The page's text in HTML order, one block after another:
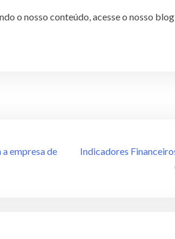
o nosso conteúdo, acesse o nosso
empresa de
Indicadores